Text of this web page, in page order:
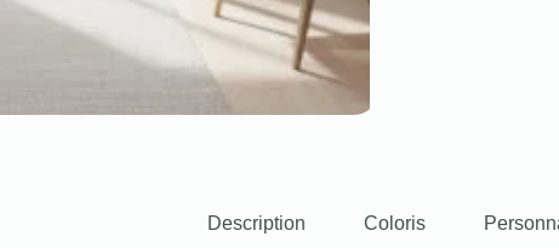
Description Coloris